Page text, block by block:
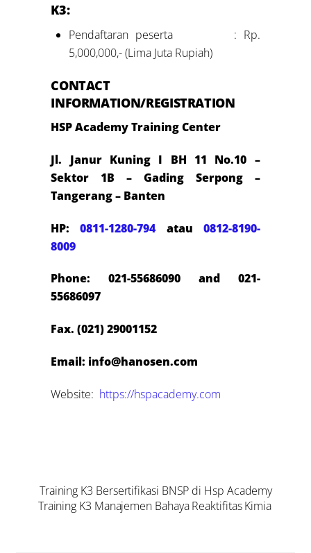
K3:
Pendaftaran peserta : Rp.
5,000,000,- (Lima Juta Rupiah)
CONTACT
INFORMATION/REGISTRATION
HSP Academy Training Center
Jl. Janur Kuning I BH 11 No.10 –
Sektor 1B – Gading Serpong –
Tangerang – Banten
HP:0811-1280-794atau 0812-8190-
8009
Phone: 021-55686090 and 021-
55686097
Fax. (021) 29001152
Email: info@hanosen.com
Website: https://hspacademy.com
Training K3 Bersertifikasi BNSP di Hsp Academy
Training K3 Manajemen Bahaya Reaktifitas Kimia